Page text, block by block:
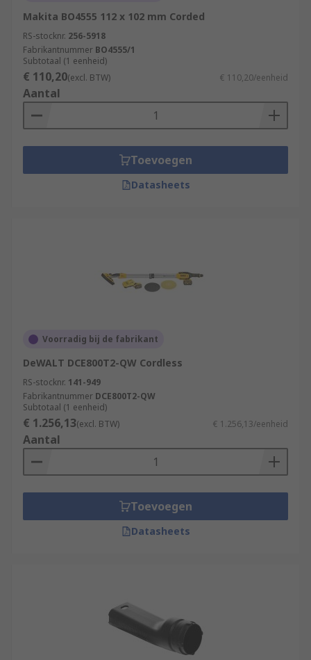
Makita BO4555 112 x 102 mm Corded
RS-stocknr. 256-5918
Fabrikantnummer BO4555/1
Subtotaal (1 eenheid)
€ 110,20(excl. BTW) € 110,20/eenheid
Aantal
Toevoegen
Datasheets
Voorradig bij de fabrikant
DeWALT DCE800T2-QW Cordless
RS-stocknr. 141-949
Fabrikantnummer DCE800T2-QW
Subtotaal (1 eenheid)
€ 1.256,13(excl. BTW) € 1.256,13/eenheid
Aantal
Toevoegen
Datasheets